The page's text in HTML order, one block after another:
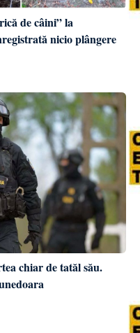
de câini” la
nicio plângere
chiar de tatăl său.